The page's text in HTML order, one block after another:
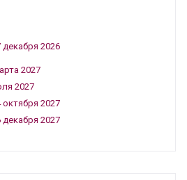
декабря 2026
2027
2027
октября 2027
декабря 2027